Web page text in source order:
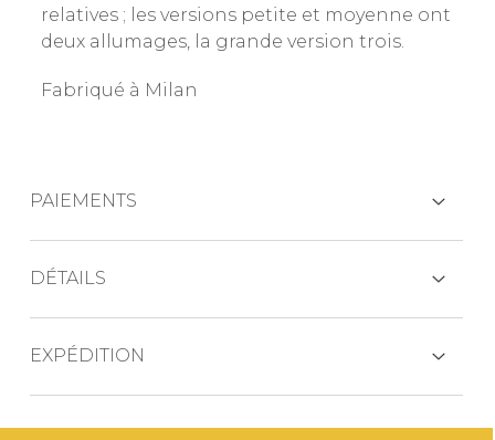
relatives ; les versions petite et moyenne ont
deux allumages, la grande version trois.
Fabriqué à Milan
PAIEMENTS
DÉTAILS
Petite
Hauteur 340 mm
EXPÉDITION